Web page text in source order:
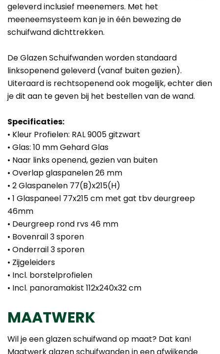
geleverd inclusief meenemers. Met het
meeneemsysteem kan je in één bewezing de
schuifwand dichttrekken.
De Glazen Schuifwanden worden standaard
linksopenend geleverd (vanaf buiten gezien).
Uiteraard is rechtsopenend ook mogelijk, echter dien
je dit aan te geven bij het bestellen van de wand.
Specificaties:
• Kleur Profielen: RAL 9005 gitzwart
• Glas: 10 mm Gehard Glas
• Naar links openend, gezien van buiten
• Overlap glaspanelen 26 mm
• 2 Glaspanelen 77(B)x215(H)
• 1 Glaspaneel 77x215 cm met gat tbv deurgreep
46mm
• Deurgreep rond rvs 46 mm
• Bovenrail 3 sporen
• Onderrail 3 sporen
• Zijgeleiders
• Incl. borstelprofielen
• Incl. panoramakist 112x240x32 cm
MAATWERK
Wil je een glazen schuifwand op maat? Dat kan!